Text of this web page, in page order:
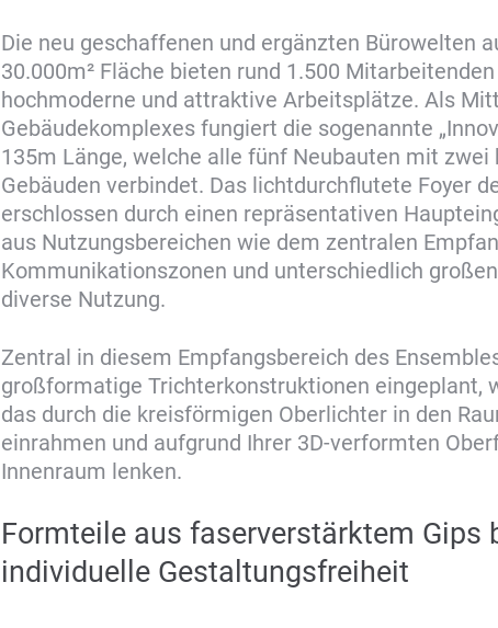
Die neu geschaffenen und ergänzten Bürowelten
30.000m² Fläche bieten rund 1.500
hochmoderne und attraktive Arbeitsplätze. Als
Gebäudekomplexes fungiert die sogenannte
135m Länge, welche alle fünf Neubauten mit zwei
Gebäuden verbindet. Das lichtdurchflutete Foyer
erschlossen durch einen repräsentativen
aus Nutzungsbereichen wie dem zentralen
Kommunikationszonen und unterschiedlich
diverse Nutzung.
Zentral in diesem Empfangsbereich des
großformatige Trichterkonstruktionen eingeplant,
das durch die kreisförmigen Oberlichter in den
einrahmen und aufgrund Ihrer 3D-verformten
Innenraum lenken.
Formteile aus faserverstärktem Gips
individuelle Gestaltungsfreiheit